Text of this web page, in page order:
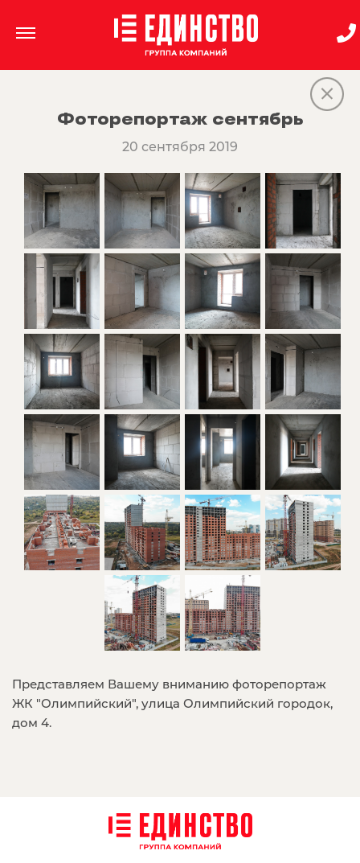
Фоторепортаж сентябрь
20 сентября 2019
Представляем Вашему вниманию фоторепортаж
ЖК "Олимпийский", улица Олимпийский городок,
дом 4.